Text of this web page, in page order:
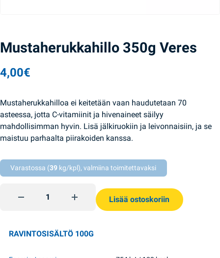
Mustaherukkahillo 350g Veres
4,00€
Mustaherukkahilloa ei keitetään vaan haudutetaan 70
asteessa, jotta C-vitamiinit ja hivenaineet säilyy
mahdollisimman hyvin. Lisä jälkiruokiin ja leivonnaisiin, ja se
maistuu parhaalta piirakoiden kanssa.
Varastossa (39 kg/kpl), valmiina toimitettavaksi
Mustaherukkahillo 350g Veres quantity
Lisää ostoskoriin
RAVINTOSISÄLTÖ 100G